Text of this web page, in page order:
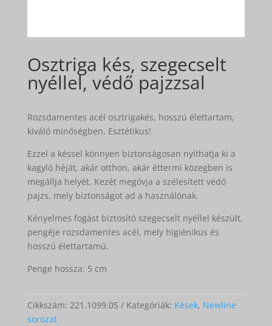
Osztriga kés, szegecselt
nyéllel, védő pajzzsal
Rozsdamentes acél osztrigakés, hosszú élettartam,
kiváló minőségben. Esztétikus!
Ezzel a késsel könnyen biztonságosan nyithatja ki a
kagyló héját, akár otthon, akár éttermi közegben is
megállja helyét. Kezét megóvja a szélesített védő
pajzs, mely biztonságot ad a használónak.
Kényelmes fogást biztosító szegecselt nyéllel készült,
pengéje rozsdamentes acél, mely higiénikus és
hosszú élettartamú.
Penge hossza: 5 cm
Cikkszám: 221.1099.05 Kategóriák: Kések, Newline
sorozat